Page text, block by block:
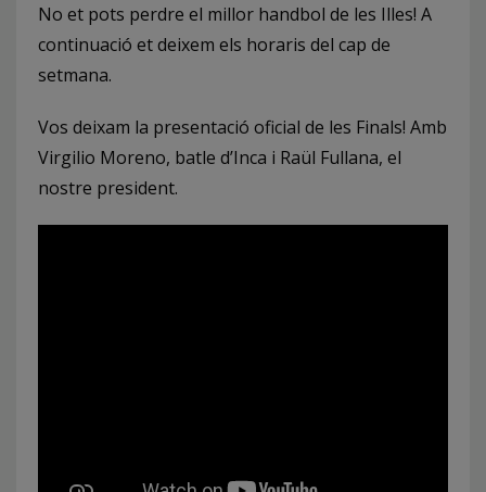
No et pots perdre el millor handbol de les Illes! A
continuació et deixem els horaris del cap de
setmana.
Vos deixam la presentació oficial de les Finals! Amb
Virgilio Moreno, batle d’Inca i Raül Fullana, el
nostre president.